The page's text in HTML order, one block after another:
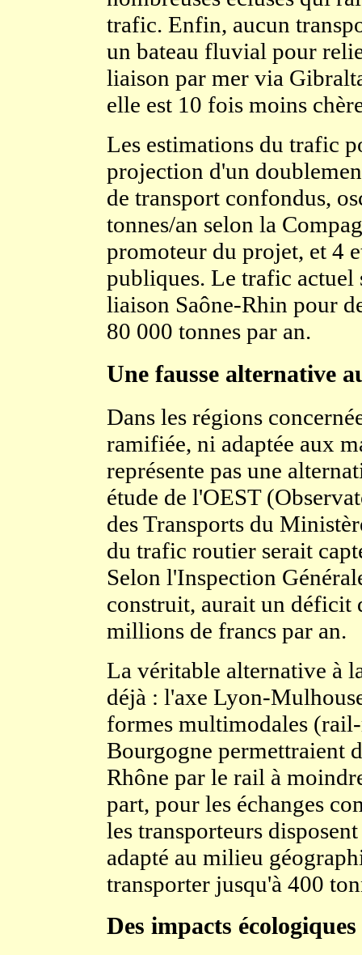
trafic. Enfin, aucun
un bateau fluvial pour
liaison par mer via
elle est 10 fois moins
Les estimations du trafic
projection d'un
de transport confondus,
tonnes/an selon la
promoteur du projet, et 4
publiques. Le trafic actuel
liaison Saône-Rhin pour
80 000 tonnes par an.
Une fausse alternative
Dans les régions
ramifiée, ni adaptée aux
représente pas une
étude de l'OEST
des Transports du
du trafic routier serait
Selon l'Inspection
construit, aurait un déficit
millions de francs par an.
La véritable alternative à
déjà : l'axe Lyon-
formes multimodales
Bourgogne permettraient
Rhône par le rail à
part, pour les échanges
les transporteurs
adapté au milieu
transporter jusqu'à 400
Des impacts